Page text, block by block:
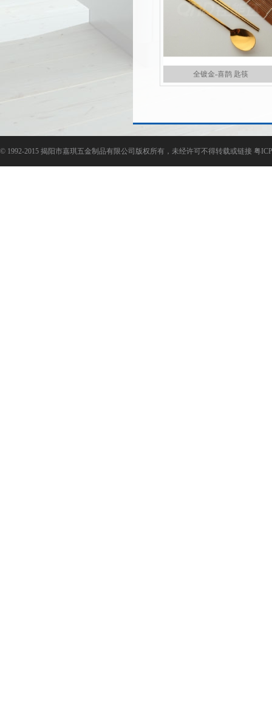
全镀金-喜鹊 匙筷
© 1992-2015 揭阳市嘉琪五金制品有限公司版权所有，未经许可不得转载或链接 粤